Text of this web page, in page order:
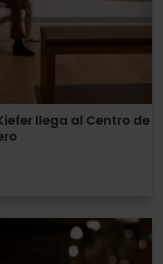
llega al Centro de